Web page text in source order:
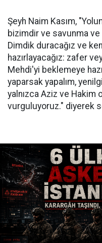
Şeyh Naim Kasım,
bizimdir ve savunma ve
Dimdik duracağız ve
hazırlayacağız: zafer
Mehdi'yi beklemeye
yaparsak yapalım,
yalnızca Aziz ve Hakim
vurguluyoruz." diyerek